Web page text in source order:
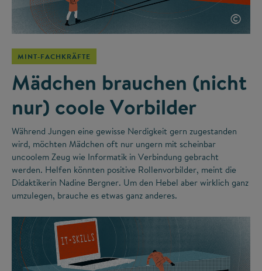
©
MINT-FACHKRÄFTE
Mädchen brauchen (nicht
nur) coole Vorbilder
Während Jungen eine gewisse Nerdigkeit gern zugestanden
wird, möchten Mädchen oft nur ungern mit scheinbar
uncoolem Zeug wie Informatik in Verbindung gebracht
werden. Helfen könnten positive Rollenvorbilder, meint die
Didaktikerin Nadine Bergner. Um den Hebel aber wirklich ganz
umzulegen, brauche es etwas ganz anderes.